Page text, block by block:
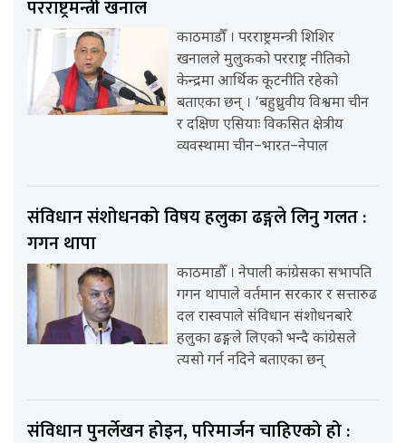
परराष्ट्रमन्त्री खनाल
काठमाडौँ । परराष्ट्रमन्त्री शिशिर
खनालले मुलुकको परराष्ट्र नीतिको
केन्द्रमा आर्थिक कूटनीति रहेको
बताएका छन् । ‘बहुध्रुवीय विश्वमा चीन
र दक्षिण एसियाः विकसित क्षेत्रीय
व्यवस्थामा चीन–भारत–नेपाल
संविधान संशोधनको विषय हलुका ढङ्गले लिनु गलत :
गगन थापा
काठमाडौँ । नेपाली कांग्रेसका सभापति
गगन थापाले वर्तमान सरकार र सत्तारुढ
दल रास्वपाले संविधान संशोधनबारे
हलुका ढङ्गले लिएको भन्दै कांग्रेसले
त्यसो गर्न नदिने बताएका छन्
संविधान पुनर्लेखन होइन, परिमार्जन चाहिएको हो :